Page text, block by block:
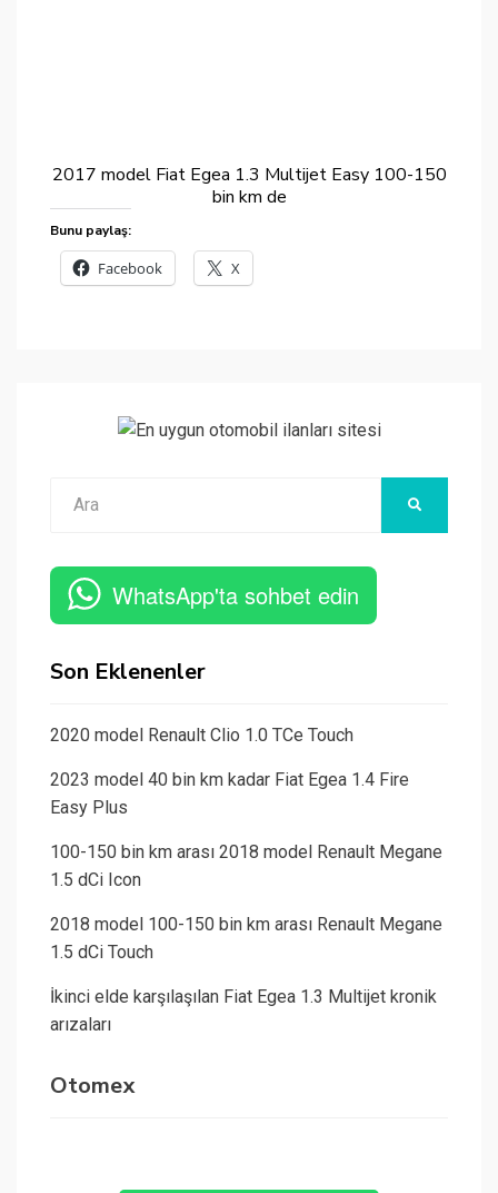
2017 model Fiat Egea 1.3 Multijet Easy 100-150
bin km de
Bunu paylaş:
Facebook X
WhatsApp'ta sohbet edin
Son Eklenenler
2020 model Renault Clio 1.0 TCe Touch
2023 model 40 bin km kadar Fiat Egea 1.4 Fire
Easy Plus
100-150 bin km arası 2018 model Renault Megane
1.5 dCi Icon
2018 model 100-150 bin km arası Renault Megane
1.5 dCi Touch
İkinci elde karşılaşılan Fiat Egea 1.3 Multijet kronik
arızaları
Otomex